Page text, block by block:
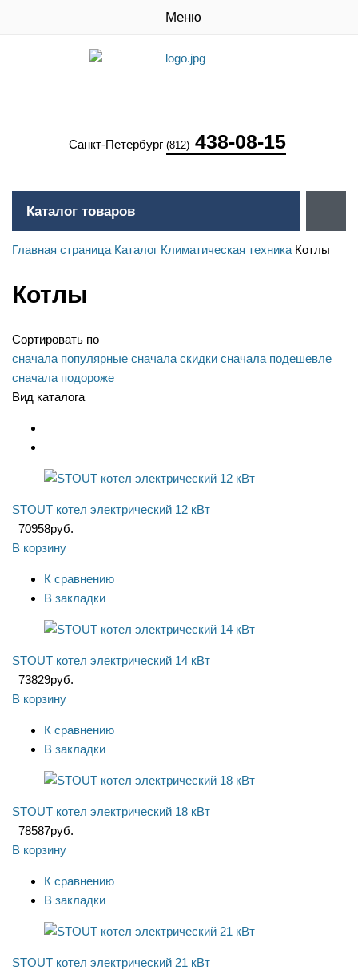
Меню
Санкт-Петербург (812) 438-08-15
Каталог товаров
Главная страница Каталог Климатическая техника Котлы
Котлы
Сортировать по
сначала популярные сначала скидки сначала подешевле
сначала подороже
Вид каталога
STOUT котел электрический 12 кВт
70958руб.
В корзину
К сравнению
В закладки
STOUT котел электрический 14 кВт
73829руб.
В корзину
К сравнению
В закладки
STOUT котел электрический 18 кВт
78587руб.
В корзину
К сравнению
В закладки
STOUT котел электрический 21 кВт